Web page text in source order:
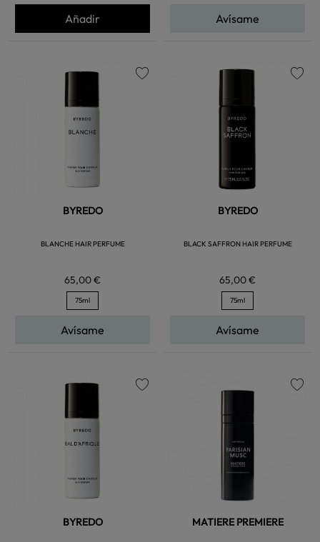
Añadir Avísame
BYREDO
BLANCHE HAIR PERFUME
65,00 €
75ml
Avísame
BYREDO
BLACK SAFFRON HAIR PERFUME
65,00 €
75ml
Avísame
BYREDO MATIERE PREMIERE